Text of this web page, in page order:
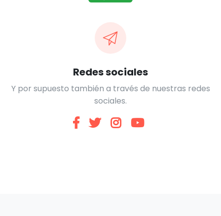
Redes sociales
Y por supuesto también a través de nuestras redes
sociales.